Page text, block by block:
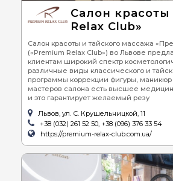
Салон красоты
Relax Club»
Салон красоты и тайского массажа
(«Premium Relax Club») во Львове
клиентам широкий спектр
различные виды классического и
программы коррекции фигуры,
мастеров салона есть высшее
и это гарантирует желаемый резу
Львов, ул. С. Крушельницкой, 11
+38 (032) 261 52 50, +38 (096) 376 33 54
https://premium-relax-club.com.ua/